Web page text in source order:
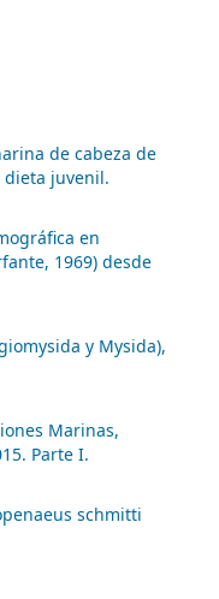
de cabeza de
juvenil.
en
1969) desde
y Mysida),
Marinas,
Parte I.
schmitti